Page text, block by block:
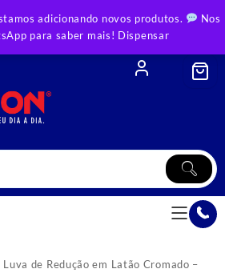
adicionando novos produtos.
Nos
para saber mais! Dispensar
Luva de Redução em Latão Cromado –